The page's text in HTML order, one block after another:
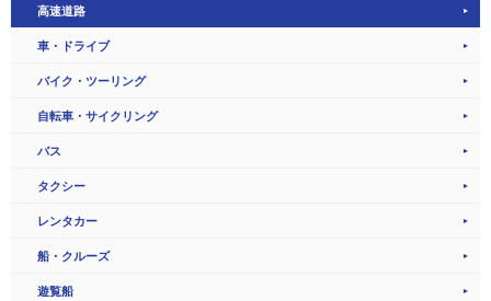
高速道路
車・ドライブ
バイク・ツーリング
自転車・サイクリング
バス
タクシー
レンタカー
船・クルーズ
遊覧船